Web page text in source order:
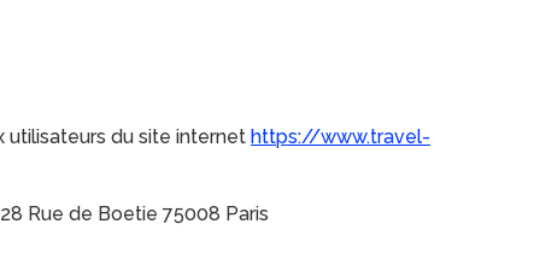
utilisateurs du site internet https://www.travel-
Rue de Boetie 75008 Paris